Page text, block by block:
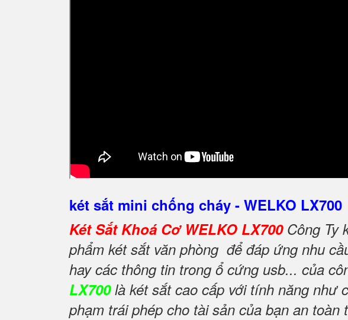
két sắt mini chống cháy - WELKO LX700
Két Sắt Khoá Cơ WELKO LX700 Công Ty
phẩm két sắt văn phòng để đáp ứng nhu
hay các thông tin trong ổ cứng usb... của
LX700là két sắt cao cấp với tính năng như
phạm trái phép cho tài sản của bạn an toàn